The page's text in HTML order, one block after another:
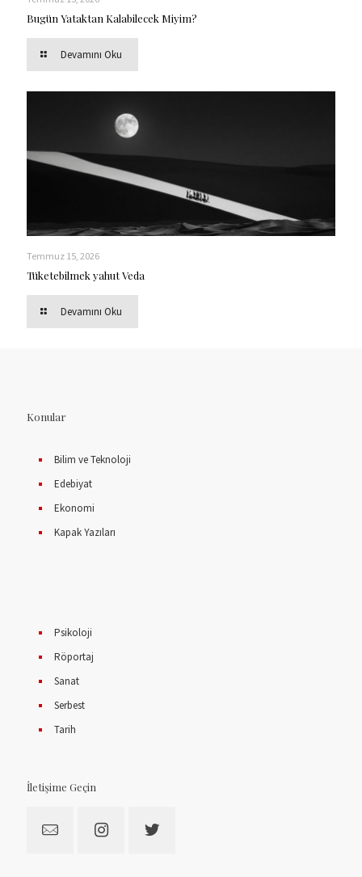
Bugün Yataktan Kalabilecek Miyim?
Devamını Oku
Temmuz 15, 2026
Tüketebilmek yahut Veda
Devamını Oku
Konular
Bilim ve Teknoloji
Edebiyat
Ekonomi
Kapak Yazıları
Psikoloji
Röportaj
Sanat
Serbest
Tarih
İletişime Geçin